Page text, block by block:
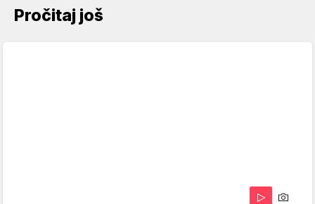
Pročitaj još